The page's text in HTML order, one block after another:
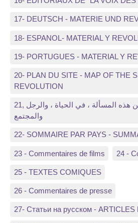
17- DEUTSCH - MATERIE UND
18- ESPANOL- MATERIAL Y
19- PORTUGUES - MATERIAL Y
20- PLAN DU SITE - MAP OF THE
REVOLUTION
21, مواد والثورة : من هذه المسألة ، في الحياة ، والرجل
والمجتمع
22- SOMMAIRE PAR PAYS -
23 - Commentaires de films 24 -
25 - TEXTES COMIQUES
26 - Commentaires de presse
27- Статьи на русском - ARTICLES